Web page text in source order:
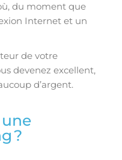
du moment que
Internet et un
de votre
devenez excellent,
d’argent.
?